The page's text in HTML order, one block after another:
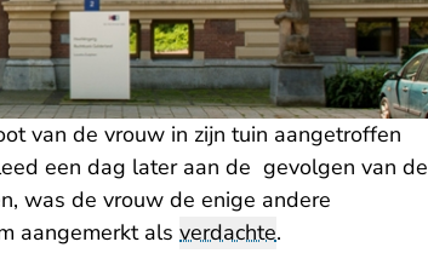
van de vrouw in zijn tuin aangetroffen
een dag later aan de gevolgen van de
was de vrouw de enige andere
aangemerkt als verdachte.